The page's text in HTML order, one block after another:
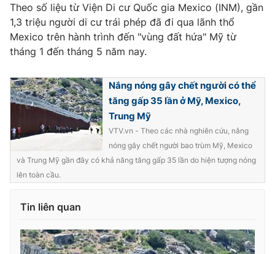
THỜI BÁO VTV
Theo dõi báo trên
Cơ quan chủ quản:Đài Truyền hình Việt Nam
Cơ quan báo chí:
Thời báo VTV
Giấy phép hoạt động báo in và báo điện tử số 483/GP-BTTTT
cấp ngày 29/12/2023
Phó Tổng Biên tập:
Tổng đài VTV:024.38 355 931 - 024.38 355 932
Theo số liệu từ Viện Di cư Quốc gia Mexico (INM), gần
1,3 triệu người di cư trái phép đã đi qua lãnh thổ
Mexico trên hành trình đến "vùng đất hứa" Mỹ từ
tháng 1 đến tháng 5 năm nay.
Nắng nóng gây chết người có thể
tăng gấp 35 lần ở Mỹ, Mexico,
Trung Mỹ
VTV.vn - Theo các nhà nghiên cứu, nắng
nóng gây chết người bao trùm Mỹ, Mexico
và Trung Mỹ gần đây có khả năng tăng gấp 35 lần do hiện tượng nóng
lên toàn cầu.
Tin liên quan